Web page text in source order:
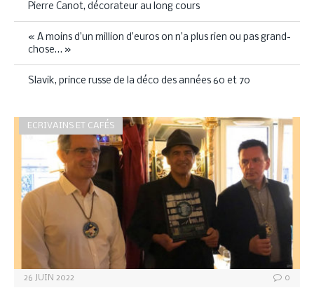
Pierre Canot, décorateur au long cours
« A moins d’un million d’euros on n’a plus rien ou pas grand-
chose… »
Slavik, prince russe de la déco des années 60 et 70
ECRIVAINS ET CAFÉS
26 JUIN 2022 0